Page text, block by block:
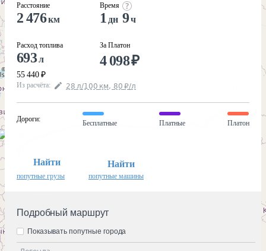
Расстояние
2 476км
Расход топлива
693л
55 440 ₽
Время
1 дн 9ч
За Платон
4 098₽
Из расчёта: 28 л/100 км, 80 ₽/л
Дороги:
Бесплатные Платные Платон
Найти
попутные грузы
Найти
попутные машины
Подробный маршрут
Показывать попутные города